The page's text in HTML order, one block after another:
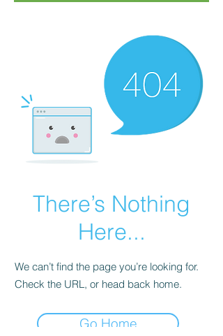
There’s Nothing
Here...
We can’t find the page you’re looking for.
Check the URL, or head back home.
Go Home